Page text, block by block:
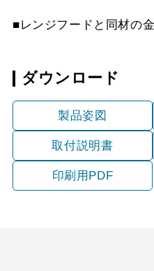
■レンジフードと同材の
ダウンロード
製品姿図
取付説明書
印刷用PDF